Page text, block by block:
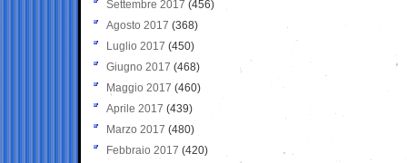
Settembre 2017 (456)
Agosto 2017 (368)
Luglio 2017 (450)
Giugno 2017 (468)
Maggio 2017 (460)
Aprile 2017 (439)
Marzo 2017 (480)
Febbraio 2017 (420)